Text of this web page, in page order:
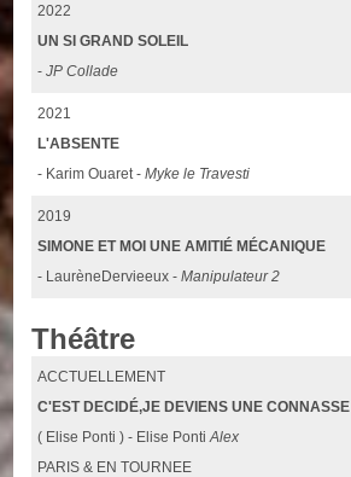
2022
UN SI GRAND SOLEIL
-JP Collade
2021
L'ABSENTE
- Karim Ouaret -Myke le Travesti
2019
SIMONE ET MOI UNE AMITIÉ MÉCANIQUE
- LaurèneDervieeux -Manipulateur 2
Théâtre
ACCTUELLEMENT
C'EST DECIDÉ,JE DEVIENS UNE CONNASSE
( Elise Ponti ) - Elise PontiAlex
PARIS & EN TOURNEE